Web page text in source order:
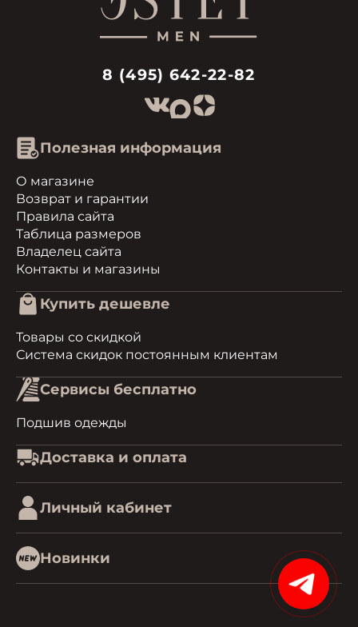
8 (495) 642-22-82
Полезная информация
О магазине
Возврат и гарантии
Правила сайта
Таблица размеров
Владелец сайта
Контакты и магазины
Купить дешевле
Товары со скидкой
Система скидок постоянным клиентам
Сервисы бесплатно
Подшив одежды
Доставка и оплата
Личный кабинет
Новинки
15%